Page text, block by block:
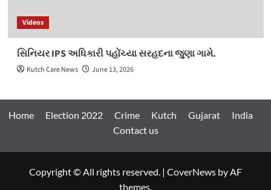
Videos
સિનિયર IPS અધિકારી પહોંચ્યા સરહદના જુણા ગામે.
Kutch Care News June 13, 2026
Home Election 2022 Crime Kutch Gujarat
India
Contact us
Copyright © All rights reserved. | CoverNews by AF
themes.